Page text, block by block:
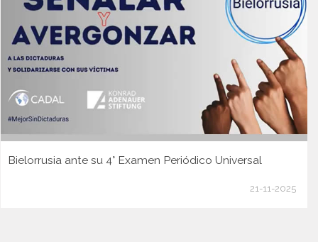
Bielorrusia ante su 4° Examen Periódico Universal
21-11-2025